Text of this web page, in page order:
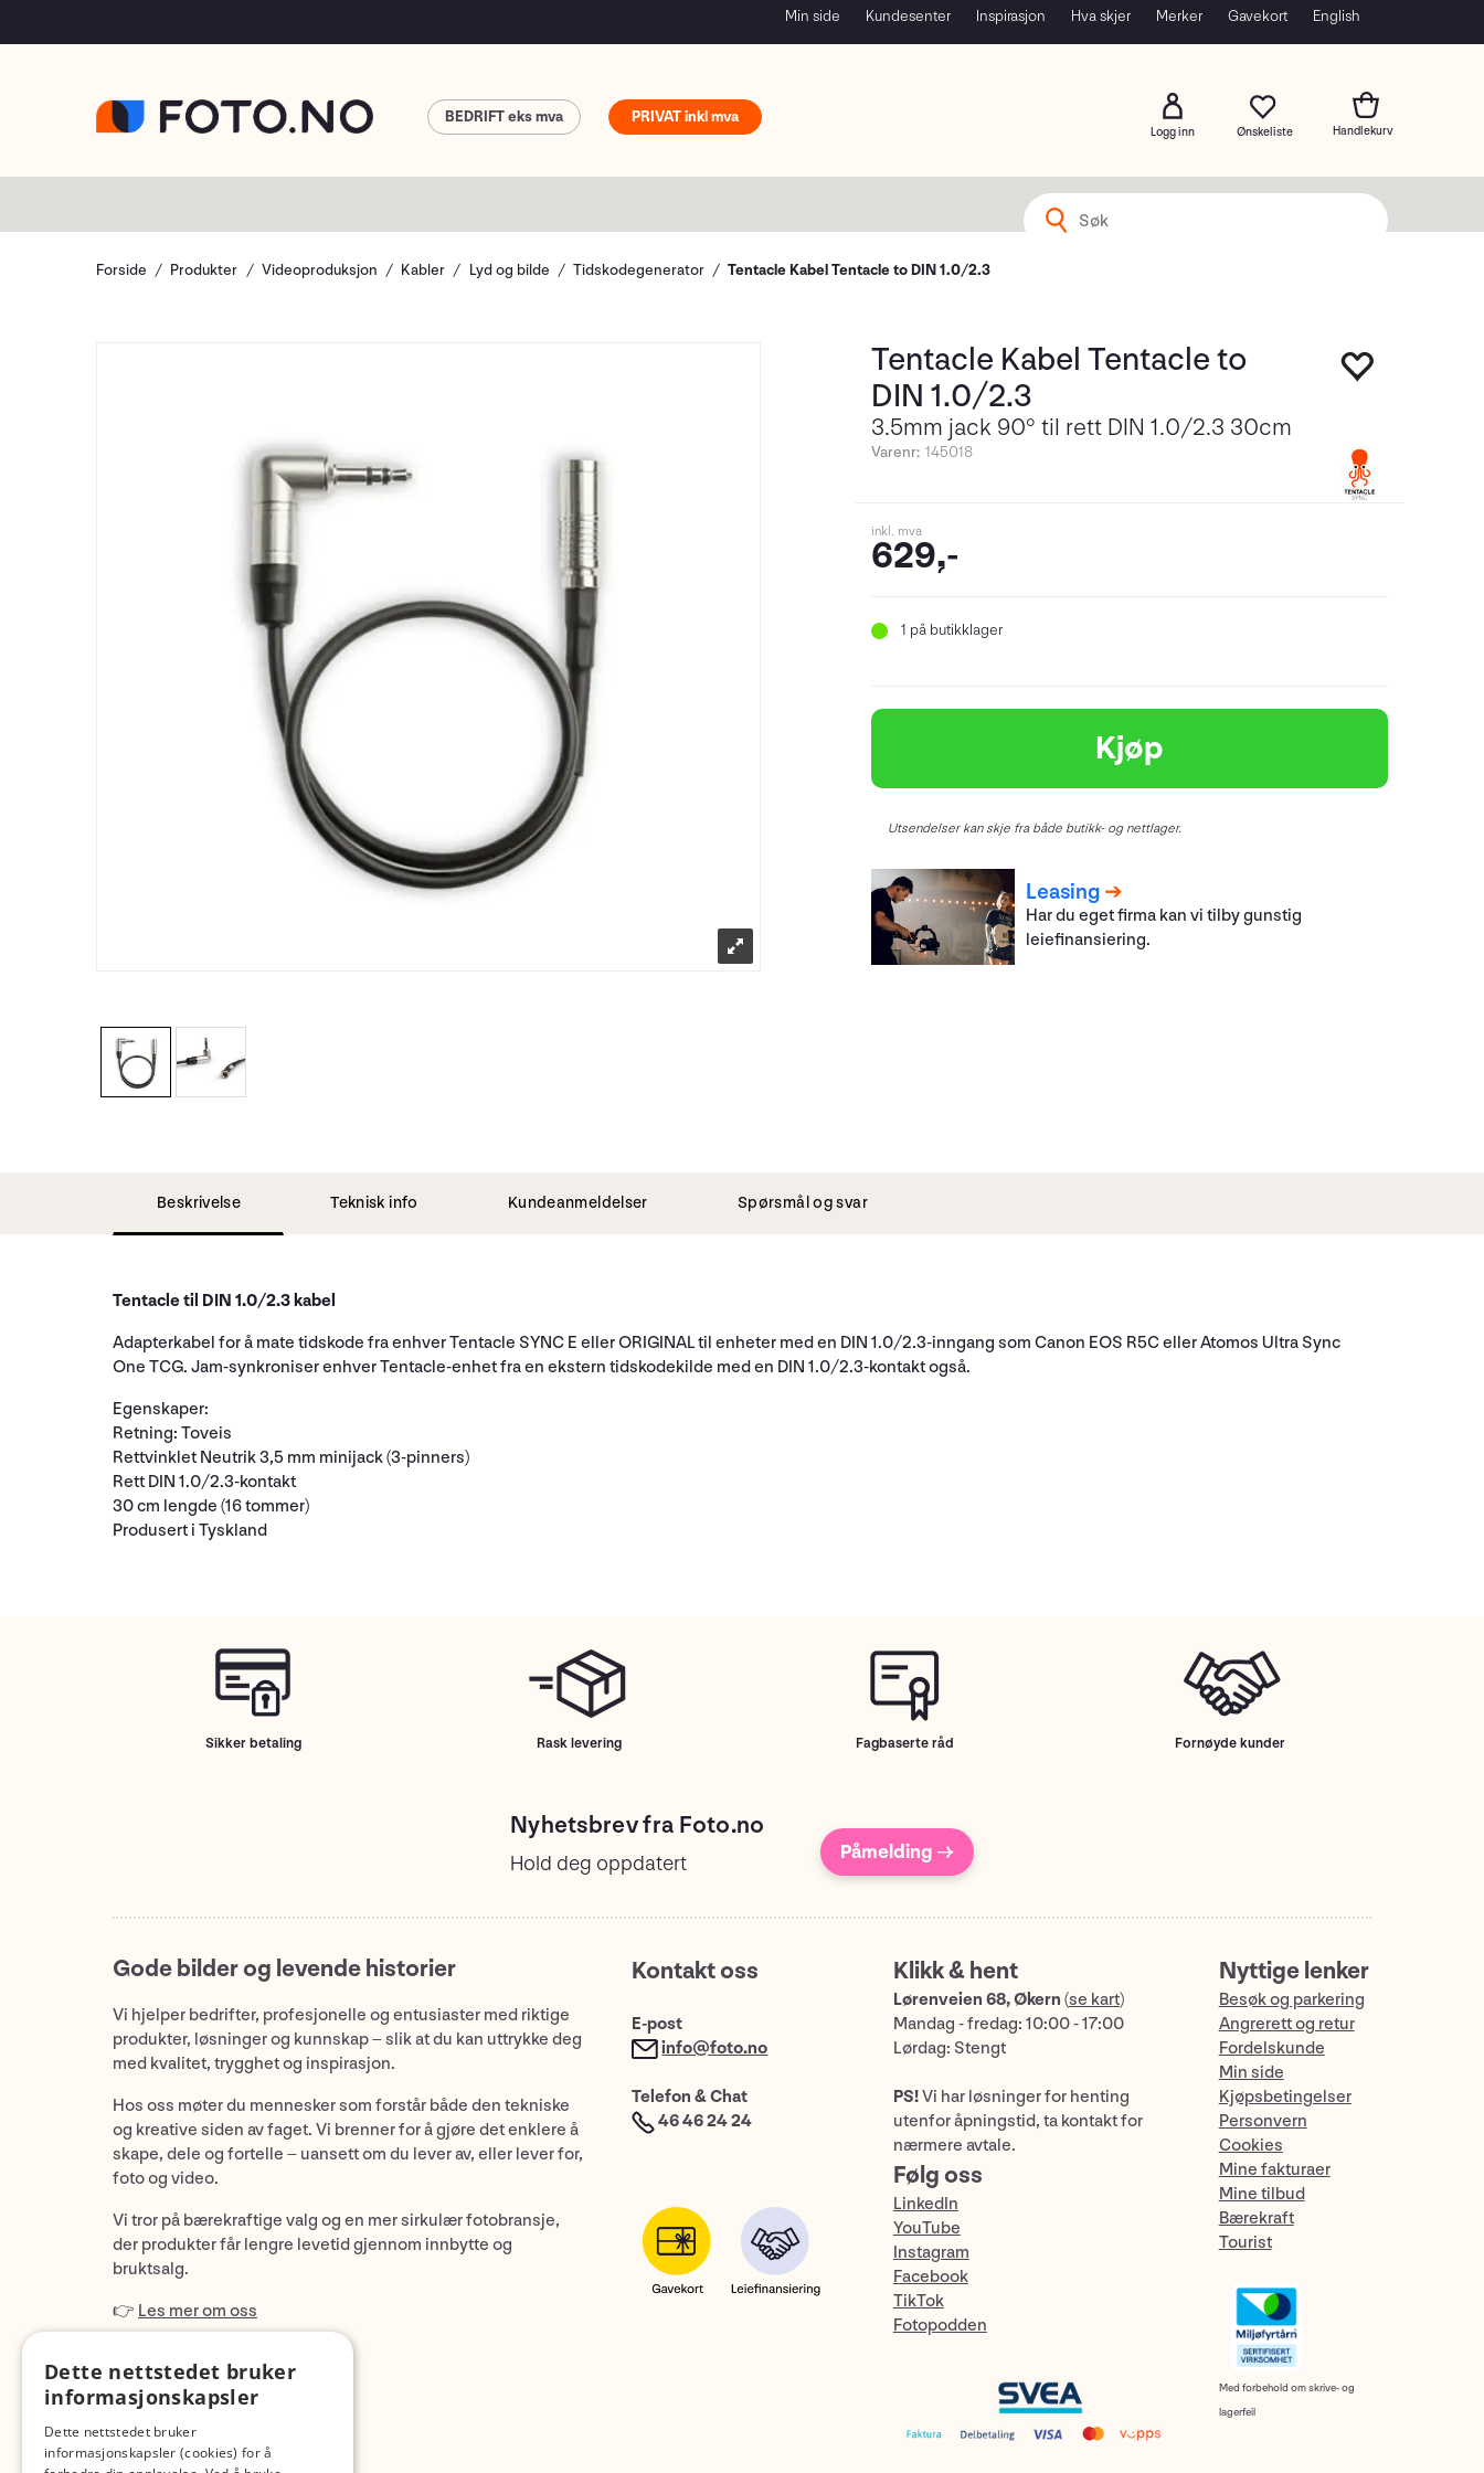
Min side Kundesenter Inspirasjon Hva skjer Merker Gavekort English
Logg inn
PRIVAT
BEDRIFT
Forside Produkter Videoproduksjon Kabler Lyd og bilde Tidskodegenerator Tentacle Kabel Tentacle to DIN 1.0/2.3
Tentacle Kabel Tentacle to
DIN 1.0/2.3
3.5mm jack 90° til rett DIN 1.0/2.3 30cm
Varenr: 145018
inkl. mva
629,-
1 på butikklager
Kjøp
Utsendelser kan skje fra både butikk- og nettlager.
Leasing
Har du eget firma kan vi tilby gunstig
leiefinansiering.
Beskrivelse Teknisk info Kundeanmeldelser Spørsmål og svar
Tentacle til DIN 1.0/2.3 kabel
Adapterkabel for å mate tidskode fra enhver Tentacle SYNC E eller ORIGINAL til enheter med en DIN 1.0/2.3-inngang som Canon EOS R5C eller Atomos Ultra Sync
One TCG. Jam-synkroniser enhver Tentacle-enhet fra en ekstern tidskodekilde med en DIN 1.0/2.3-kontakt også.
Egenskaper:
Retning: Toveis
Rettvinklet Neutrik 3,5 mm minijack (3-pinners)
Rett DIN 1.0/2.3-kontakt
30 cm lengde (16 tommer)
Produsert i Tyskland
Sikker betaling Rask levering Fagbaserte råd Fornøyde kunder
Nyhetsbrev fra Foto.no
Hold deg oppdatert Påmelding →
Gode bilder og levende historier
Vi hjelper bedrifter, profesjonelle og entusiaster med riktige
produkter, løsninger og kunnskap – slik at du kan uttrykke deg
med kvalitet, trygghet og inspirasjon.
Hos oss møter du mennesker som forstår både den tekniske
og kreative siden av faget. Vi brenner for å gjøre det enklere å
skape, dele og fortelle – uansett om du lever av, eller lever for,
foto og video.
Vi tror på bærekraftige valg og en mer sirkulær fotobransje,
der produkter får lengre levetid gjennom innbytte og
bruktsalg.
👉 Les mer om oss
Kontakt oss
E-post
info@foto.no
Telefon & Chat
46 46 24 24
Klikk & hent
Lørenveien 68, Økern (se kart)
Mandag - fredag: 10:00 - 17:00
Lørdag: Stengt
PS!Vi har løsninger for henting
utenfor åpningstid, ta kontakt for
nærmere avtale.
Følg oss
LinkedIn
YouTube
Instagram
Facebook
TikTok
Fotopodden
Nyttige lenker
Besøk og parkering
Angrerett og retur
Fordelskunde
Min side
Kjøpsbetingelser
Personvern
Cookies
Mine fakturaer
Mine tilbud
Bærekraft
Tourist
Med forbehold om skrive- og
lagerfeil
Dette nettstedet bruker
informasjonskapsler
Dette nettstedet bruker
informasjonskapsler (cookies) for å